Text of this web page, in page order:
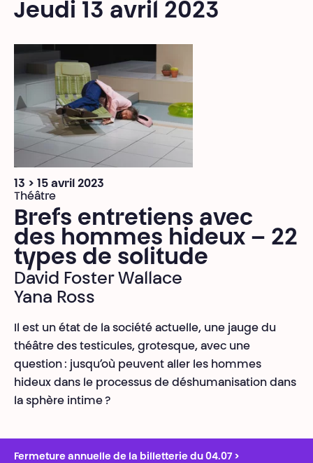
Jeudi 13 avril 2023
13 > 15 avril 2023
Théâtre
Brefs entretiens avec
des hommes hideux – 22
types de solitude
David Foster Wallace
Yana Ross
Il est un état de la société actuelle, une jauge du
théâtre des testicules, grotesque, avec une
question : jusqu’où peuvent aller les hommes
hideux dans le processus de déshumanisation dans
la sphère intime ?
Fermeture annuelle de la billetterie du 04.07 >